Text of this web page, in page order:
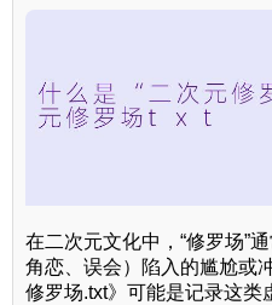
在二次元文化中，“修罗场”
角恋、误会）陷入的尴尬或
修罗场.txt》可能是记录这类